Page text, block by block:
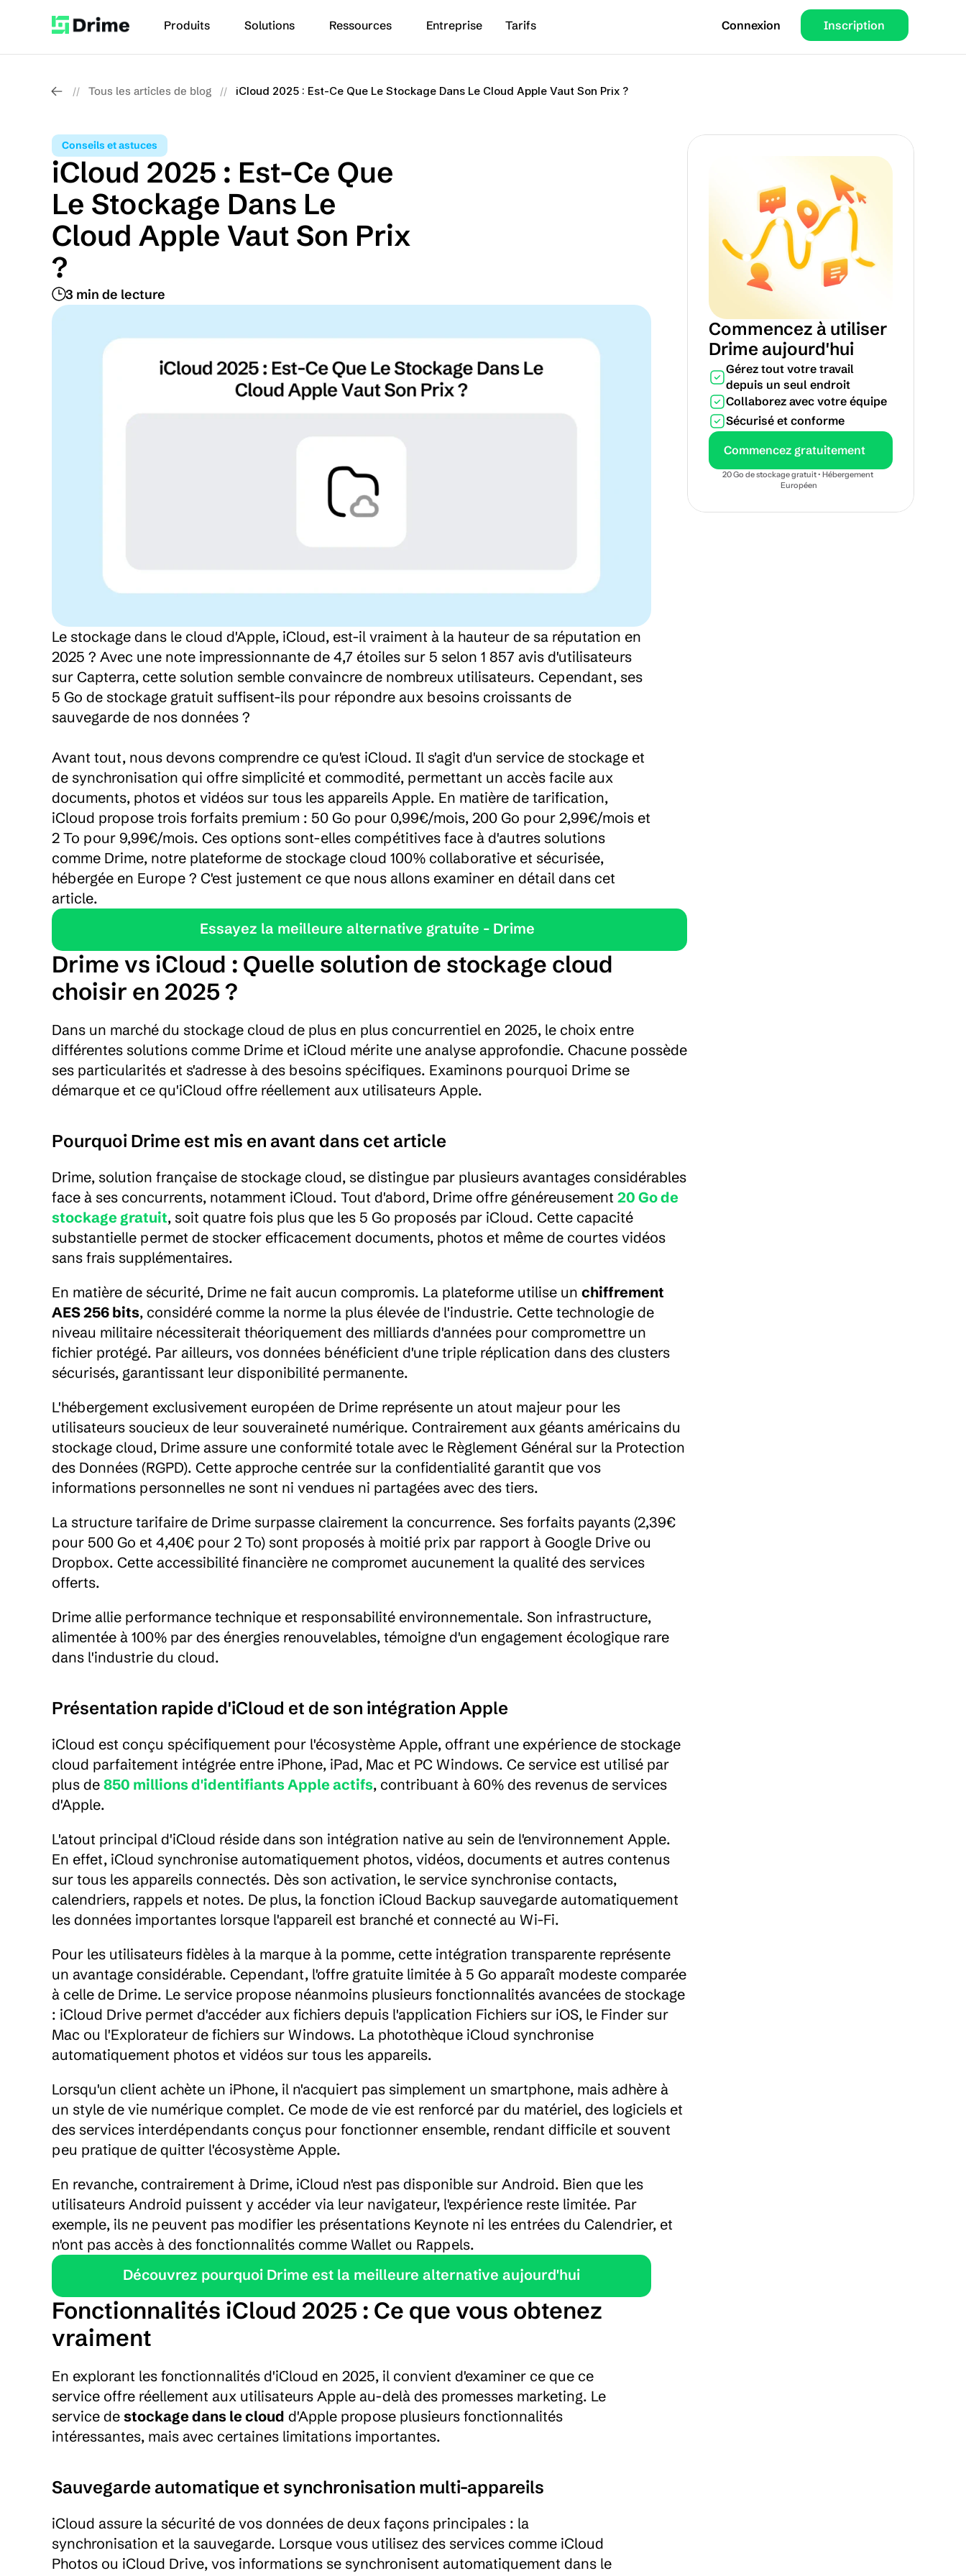
// Tous les articles de blog // iCloud 2025 : Est-Ce Que Le Stockage Dans Le Cloud Apple Vaut Son Prix ?
Conseils et astuces
iCloud 2025 : Est-Ce Que
Le Stockage Dans Le
Cloud Apple Vaut Son Prix
?
3 min de lecture
Le stockage dans le cloud d'Apple, iCloud, est-il vraiment à la hauteur de sa réputation en
2025 ? Avec une note impressionnante de 4,7 étoiles sur 5 selon 1 857 avis d'utilisateurs
sur Capterra, cette solution semble convaincre de nombreux utilisateurs. Cependant, ses
5 Go de stockage gratuit suffisent-ils pour répondre aux besoins croissants de
sauvegarde de nos données ?
Avant tout, nous devons comprendre ce qu'est iCloud. Il s'agit d'un service de stockage et
de synchronisation qui offre simplicité et commodité, permettant un accès facile aux
documents, photos et vidéos sur tous les appareils Apple. En matière de tarification,
iCloud propose trois forfaits premium : 50 Go pour 0,99€/mois, 200 Go pour 2,99€/mois et
2 To pour 9,99€/mois. Ces options sont-elles compétitives face à d'autres solutions
comme Drime, notre plateforme de stockage cloud 100% collaborative et sécurisée,
hébergée en Europe ? C'est justement ce que nous allons examiner en détail dans cet
article.
    Essayez la meilleure alternative gratuite - Drime
Drime vs iCloud : Quelle solution de stockage cloud
choisir en 2025 ?
Dans un marché du stockage cloud de plus en plus concurrentiel en 2025, le choix entre
différentes solutions comme Drime et iCloud mérite une analyse approfondie. Chacune possède
ses particularités et s'adresse à des besoins spécifiques. Examinons pourquoi Drime se
démarque et ce qu'iCloud offre réellement aux utilisateurs Apple.
Pourquoi Drime est mis en avant dans cet article
Drime, solution française de stockage cloud, se distingue par plusieurs avantages considérables
face à ses concurrents, notamment iCloud. Tout d'abord, Drime offre généreusement 20 Go de
stockage gratuit, soit quatre fois plus que les 5 Go proposés par iCloud. Cette capacité
substantielle permet de stocker efficacement documents, photos et même de courtes vidéos
sans frais supplémentaires.
En matière de sécurité, Drime ne fait aucun compromis. La plateforme utilise un chiffrement
AES 256 bits, considéré comme la norme la plus élevée de l'industrie. Cette technologie de
niveau militaire nécessiterait théoriquement des milliards d'années pour compromettre un
fichier protégé. Par ailleurs, vos données bénéficient d'une triple réplication dans des clusters
sécurisés, garantissant leur disponibilité permanente.
L'hébergement exclusivement européen de Drime représente un atout majeur pour les
utilisateurs soucieux de leur souveraineté numérique. Contrairement aux géants américains du
stockage cloud, Drime assure une conformité totale avec le Règlement Général sur la Protection
des Données (RGPD). Cette approche centrée sur la confidentialité garantit que vos
informations personnelles ne sont ni vendues ni partagées avec des tiers.
La structure tarifaire de Drime surpasse clairement la concurrence. Ses forfaits payants (2,39€
pour 500 Go et 4,40€ pour 2 To) sont proposés à moitié prix par rapport à Google Drive ou
Dropbox. Cette accessibilité financière ne compromet aucunement la qualité des services
offerts.
Drime allie performance technique et responsabilité environnementale. Son infrastructure,
alimentée à 100% par des énergies renouvelables, témoigne d'un engagement écologique rare
dans l'industrie du cloud.
Présentation rapide d'iCloud et de son intégration Apple
iCloud est conçu spécifiquement pour l'écosystème Apple, offrant une expérience de stockage
cloud parfaitement intégrée entre iPhone, iPad, Mac et PC Windows. Ce service est utilisé par
plus de 850 millions d'identifiants Apple actifs, contribuant à 60% des revenus de services
d'Apple.
L'atout principal d'iCloud réside dans son intégration native au sein de l'environnement Apple.
En effet, iCloud synchronise automatiquement photos, vidéos, documents et autres contenus
sur tous les appareils connectés. Dès son activation, le service synchronise contacts,
calendriers, rappels et notes. De plus, la fonction iCloud Backup sauvegarde automatiquement
les données importantes lorsque l'appareil est branché et connecté au Wi-Fi.
Pour les utilisateurs fidèles à la marque à la pomme, cette intégration transparente représente
un avantage considérable. Cependant, l'offre gratuite limitée à 5 Go apparaît modeste comparée
à celle de Drime. Le service propose néanmoins plusieurs fonctionnalités avancées de stockage
: iCloud Drive permet d'accéder aux fichiers depuis l'application Fichiers sur iOS, le Finder sur
Mac ou l'Explorateur de fichiers sur Windows. La photothèque iCloud synchronise
automatiquement photos et vidéos sur tous les appareils.
Lorsqu'un client achète un iPhone, il n'acquiert pas simplement un smartphone, mais adhère à
un style de vie numérique complet. Ce mode de vie est renforcé par du matériel, des logiciels et
des services interdépendants conçus pour fonctionner ensemble, rendant difficile et souvent
peu pratique de quitter l'écosystème Apple.
En revanche, contrairement à Drime, iCloud n'est pas disponible sur Android. Bien que les
utilisateurs Android puissent y accéder via leur navigateur, l'expérience reste limitée. Par
exemple, ils ne peuvent pas modifier les présentations Keynote ni les entrées du Calendrier, et
n'ont pas accès à des fonctionnalités comme Wallet ou Rappels.
Découvrez pourquoi Drime est la meilleure alternative aujourd'hui
Fonctionnalités iCloud 2025 : Ce que vous obtenez
vraiment
En explorant les fonctionnalités d'iCloud en 2025, il convient d'examiner ce que ce
service offre réellement aux utilisateurs Apple au-delà des promesses marketing. Le
service de stockage dans le cloud d'Apple propose plusieurs fonctionnalités
intéressantes, mais avec certaines limitations importantes.
Sauvegarde automatique et synchronisation multi-appareils
iCloud assure la sécurité de vos données de deux façons principales : la
synchronisation et la sauvegarde. Lorsque vous utilisez des services comme iCloud
Photos ou iCloud Drive, vos informations se synchronisent automatiquement dans le
Commencez à utiliser
Drime aujourd'hui
Gérez tout votre travail
depuis un seul endroit
Collaborez avec votre équipe
Sécurisé et conforme
Commencez gratuitement
20 Go de stockage gratuit • Hébergement
Européen
Produits Solutions Ressources Entreprise Tarifs Connexion Inscription